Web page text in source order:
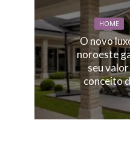
HOME
O novo
noroeste
seu
conceito